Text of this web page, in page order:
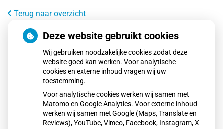
Terug naar overzicht
SEH’s zagen deze jaarwisseling fors
meer vuurwerkslachtoffers
Tijdens de jaarwisseling belandden ruim 1.200 mensen op
de SEH of HAP door vuurwerk, een forse stijging ten
opzichte van vorig jaar. Vooral het aantal SEH-slachtoffers
nam toe, met opvallend veel ernstig gewonde kinderen. De
toename komt niet door meer illegaal vuurwerk, maar
Deze website gebruikt cookies
Wij gebruiken noodzakelijke cookies zodat deze
website goed kan werken. Voor analytische
cookies en externe inhoud vragen wij uw
toestemming.
Voor analytische cookies werken wij samen met
Matomo en Google Analytics. Voor externe inhoud
werken wij samen met Google (Maps, Translate en
Reviews), YouTube, Vimeo, Facebook, Instagram, X